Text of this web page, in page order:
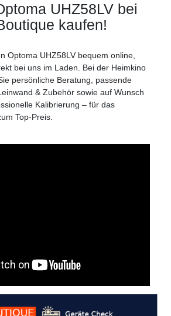
UHZ58LV bei
kaufen!
Optoma UHZ58LV bequem online,
bei uns im Laden. Bei der Heimkino
persönliche Beratung, passende
& Zubehör sowie auf Wunsch
Kalibrierung – für das
Top-Preis.